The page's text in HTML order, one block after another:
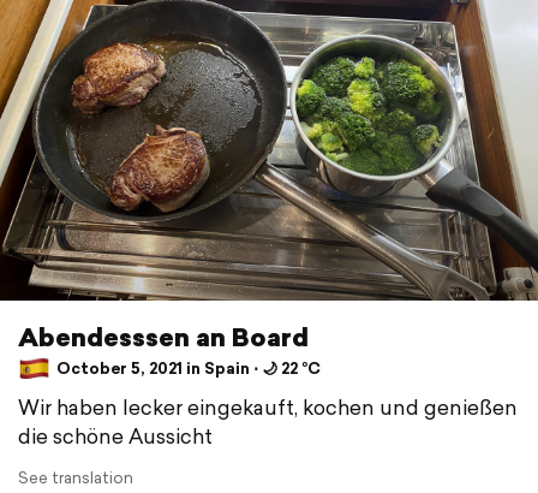
Abendesssen an Board
October 5, 2021 in Spain ⋅ 🌙 22 °C
Wir haben lecker eingekauft, kochen und genießen
die schöne Aussicht
See translation